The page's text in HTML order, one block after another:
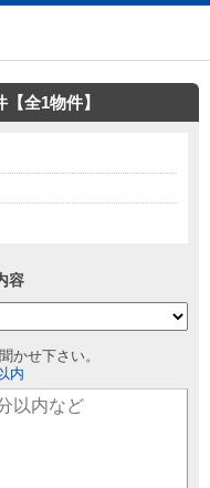
全1物件】
容
かせ下さい。
内